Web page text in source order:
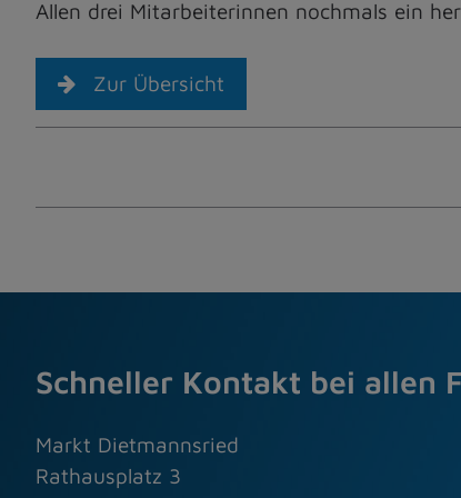
Allen drei Mitarbeiterinnen nochmals ein
Zur Übersicht
Schneller Kontakt bei allen
Markt Dietmannsried
Rathausplatz 3